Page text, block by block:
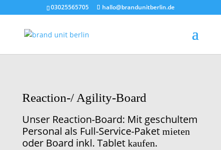
03025565705 hallo@brandunitberlin.de
Reaction-/ Agility-Board
Unser Reaction-Board: Mit geschultem
Personal als Full-Service-Paket mieten
oder Board inkl. Tablet kaufen.